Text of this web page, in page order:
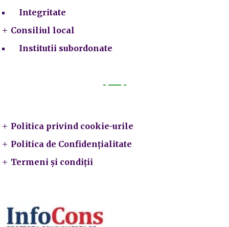
Integritate
Consiliul local
Institutii subordonate
Politica privind cookie-urile
Politica de Confidențialitate
Termeni și condiții